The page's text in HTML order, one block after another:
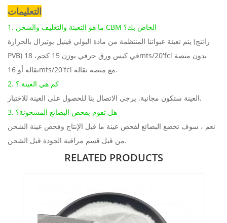
التعليمات
1. ما هو التعبئة والتغليف والشحن CBM الخاص بك؟
يتم تعبئة عبواتنا المنتظمة من مادة البولي فينيل بوتيرال بالحرارة (راتنج
PVB)
نقالة أو 16mts/20'fcl مع منصة نقالة.
2. كم هي العينة ؟
العينة ستكون مجانية. يرجى الاتصال بنا للحصول على العينة للاختبار.
3. هل تقوم بفحص البضائع المشحونة؟
نعم ، سوف تخضع البضائع لفحص عينة ما قبل الإنتاج وفحص عينة الشحن
من قبل قسم مراقبة الجودة قبل الشحن.
RELATED PRODUCTS